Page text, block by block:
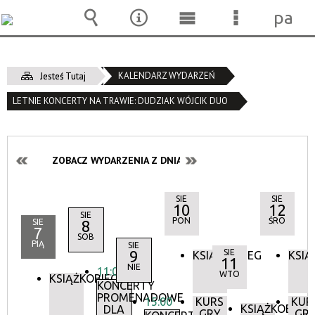
Jesteś Tutaj KALENDARZ WYDARZEŃ
LETNIE KONCERTY NA TRAWIE: DUDZIAK WÓJCIK DUO
ZOBACZ WYDARZENIA Z DNIA:
SIE
7
PIĄ
KSIĄŻKOBIEG
SIE
8
SOB
11:00
KONCERTY
PROMENADOWE
DLA
SIE
9
NIE
15:00
SIE
10
PON
KSIĄŻKOBIEG
KURS
SIE
11
WTO
KSIĄŻKOBIEG
SIE
12
ŚRO
Wyszukiwarka
Narzędzia
MenuMenu